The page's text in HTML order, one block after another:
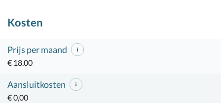
Kosten
Prijs per maand
€ 18,00
Aansluitkosten
€ 0,00